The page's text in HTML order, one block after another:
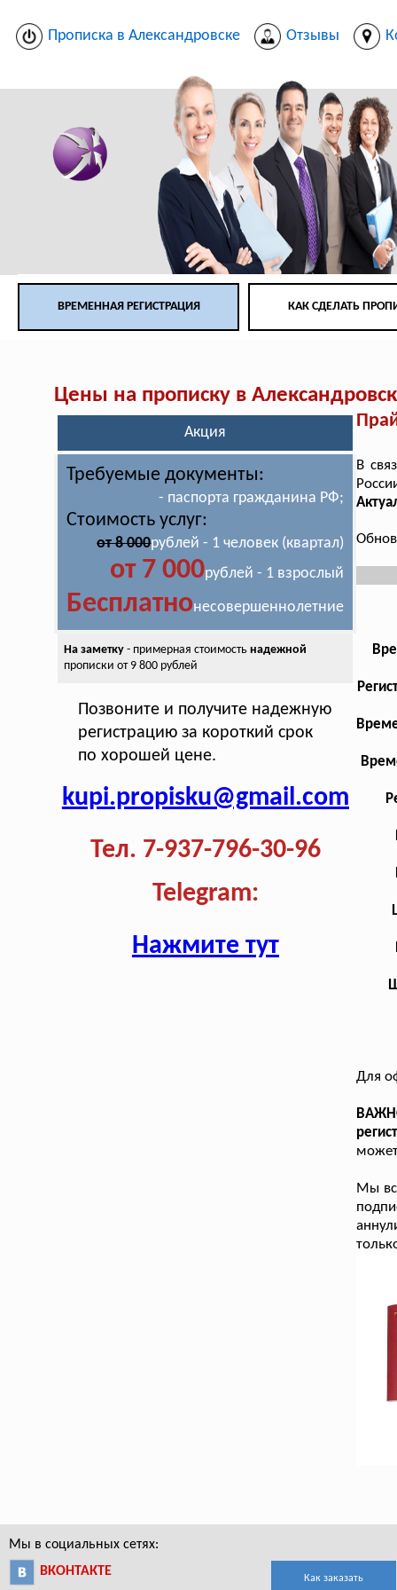
Прописка в Александровске Отзывы
ВРЕМЕННАЯ РЕГИСТРАЦИЯ КАК СДЕЛАТЬ
Цены на прописку в
Акция
Требуемые документы:
- паспорта гражданина РФ;
Стоимость услуг:
от 8 000рублей - 1 человек (квартал)
от 7 000рублей - 1 взрослый
Бесплатнонесовершеннолетние
На заметку - примерная стоимостьнадежной
прописки от 9 800 рублей
Позвоните и получите надежную
регистрацию за короткий срок
по хорошей цене.
kupi.propisku@gmail.com
Тел. 7-937-796-30-96
Telegram:
Нажмите тут
В
Для
Мы
Мы в социальных сетях:
ВКОНТАКТЕ
Как заказать